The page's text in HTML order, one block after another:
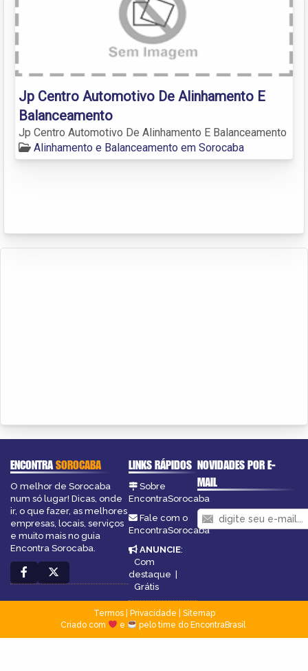
Jp Centro Automotivo De Alinhamento E
Balanceamento
Jp Centro Automotivo De Alinhamento E Balanceamento
Alinhamento e Balanceamento em Sorocaba
ENCONTRASOROCABA
O melhor de Sorocaba
num só lugar! Dicas, onde
ir, o que fazer, as melhores
empresas, locais, serviços
e muito mais no guia
Encontra Sorocaba.
LINKS RÁPIDOS
Sobre
EncontraSorocaba
Fale com o
EncontraSorocaba
ANUNCIE:
Com
destaque |
Grátis
NOVIDADES POR E-
MAIL
Termos| Privacidade
Sitemap
Criado com
e pelo time do EncontraBrasil